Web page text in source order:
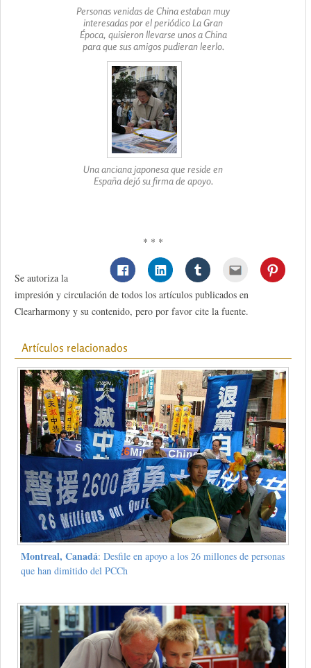
Personas venidas de China estaban muy
interesadas por el periódico La Gran
Época, quisieron llevarse unos a China
para que sus amigos pudieran leerlo.
Una anciana japonesa que reside en
España dejó su firma de apoyo.
* * *
Se autoriza la
impresión y circulación de todos los artículos publicados en
Clearharmony y su contenido, pero por favor cite la fuente.
Artículos relacionados
Montreal, Canadá: Desfile en apoyo a los 26 millones de personas
que han dimitido del PCCh